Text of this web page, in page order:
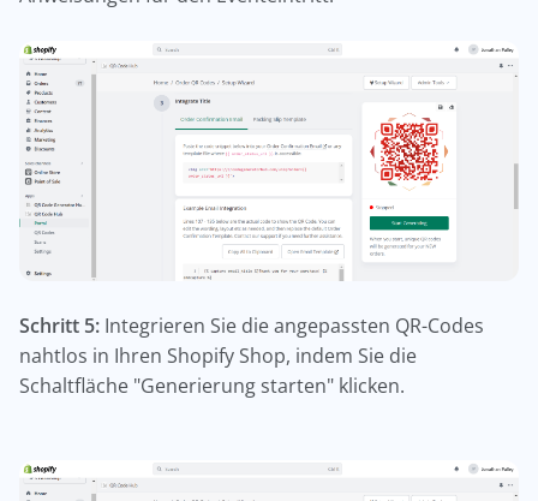
Schritt 5: Integrieren Sie die angepassten QR-Codes
nahtlos in Ihren Shopify Shop, indem Sie die
Schaltfläche "Generierung starten" klicken.